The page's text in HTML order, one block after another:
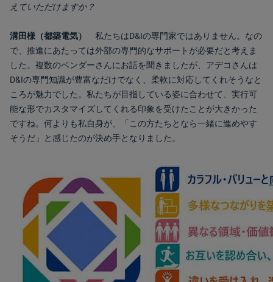
えていただけますか？
溝田様（都築電気）
私たちはD&Iの専門家ではありません。なの
で、推進にあたっては外部の専門的なサポートが必要だと考えま
した。複数のベンダーさんにお話を聞きましたが、アデコさんは
D&Iの専門知識が豊富なだけでなく、柔軟に対応してくれそうなと
ころが魅力でした。 私たちが目指している姿に合わせて、実行可
能な形でカスタマイズしてくれる印象を受けたことが大きかった
ですね。 何よりも私自身が、「この方たちとなら一緒に進めやす
そうだ」と感じたのが決め手となりました。